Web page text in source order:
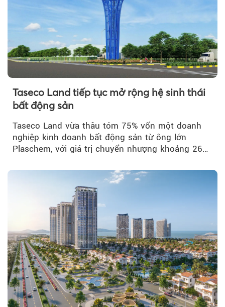
Taseco Land tiếp tục mở rộng hệ sinh thái
bất động sản
Taseco Land vừa thâu tóm 75% vốn một doanh
nghiệp kinh doanh bất động sản từ ông lớn
Plaschem, với giá trị chuyển nhượng khoảng 262